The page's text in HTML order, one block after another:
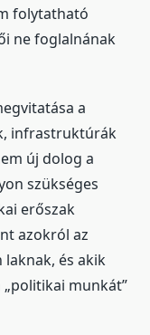
folytatható
ne foglalnának
a
infrastruktúrák
új dolog a
szükséges
erőszak
azokról az
és akik
munkát”